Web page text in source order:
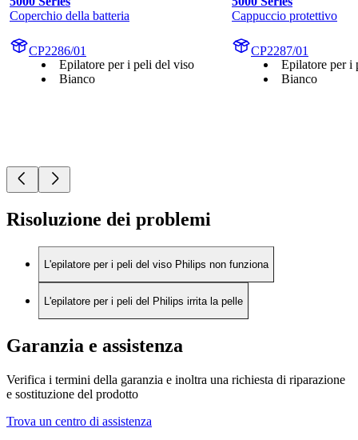
Coperchio della batteria
CP2286/01
Epilatore per i peli del viso
Bianco
Cappuccio protettivo
CP2287/01
Epilatore per i
Bianco
Risoluzione dei problemi
L'epilatore per i peli del viso Philips non funziona
L'epilatore per i peli del Philips irrita la pelle
Garanzia e assistenza
Verifica i termini della garanzia e inoltra una richiesta di riparazione
e sostituzione del prodotto
Trova un centro di assistenza